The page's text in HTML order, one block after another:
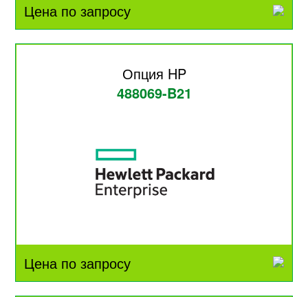
Цена по запросу
Опция HP
488069-B21
Цена по запросу